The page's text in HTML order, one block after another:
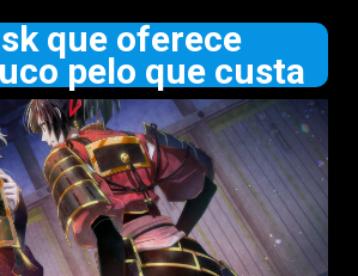
que oferece
pelo que custa